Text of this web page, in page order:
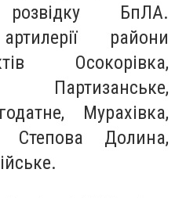
БпЛА.
райони
Осокорівка,
Мурахівка,
Степова Долина,